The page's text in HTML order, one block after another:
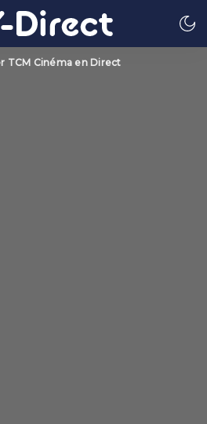
TCM Cinéma en Direct